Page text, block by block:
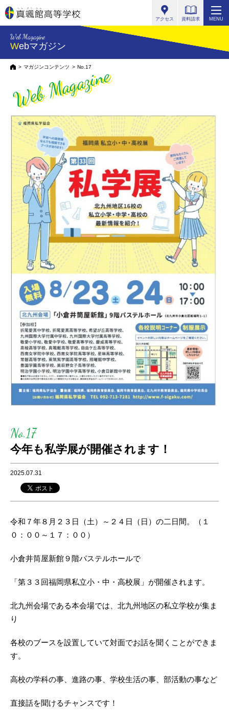
アクセス 資料請求 MENU
Web Magagine
Webマガジン
HOME
マガジンコンテンツ No.17
Web Magazine
No.17
今年も私学展が開催されます！
2025.07.31
令和７年８月２３日（土）～２４日（日）の二日間。（１
０：００～１７：００）
小倉井筒屋新館９階パステルホールで
「第３３回福岡県私立小・中・高校展」が開催されます。
北九州会場である本会場では、北九州地区の私立学校が集ま
り
各校のブースを設置していて対面でお話を聞くことができま
す。
高校の学科の事、進路の事、学校生活の事、部活動の事など
直接話を聞けるチャンスです！